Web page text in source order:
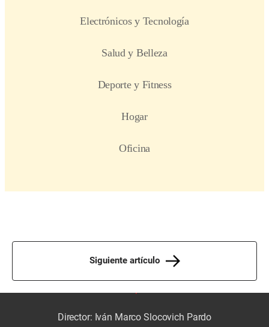
Siguiente artículo
Director: Iván Marco Slocovich Pardo